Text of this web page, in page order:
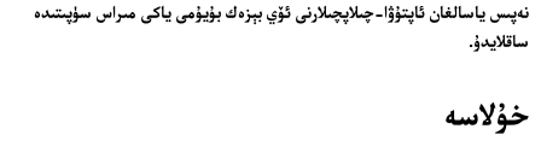
ئالاقىلىشىش
مۇنبەر
نەپىس ياسالغان ئاپتۇۋا-چىلاپچىلارنى ئۆي بېزەك بۇيۇمى ياكى مىراس سۈپىتىدە
ساقلايدۇ.
خۇلاسە